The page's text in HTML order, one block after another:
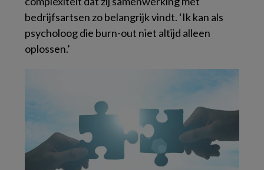
bedrijfsartsen zo belangrijk vindt. ‘Ik kan als
psycholoog die burn-out niet altijd alleen
oplossen.’